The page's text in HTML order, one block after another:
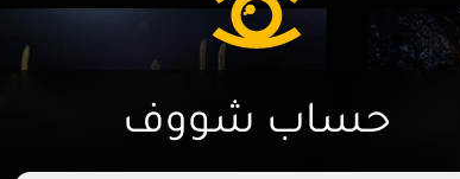
حساب شووف